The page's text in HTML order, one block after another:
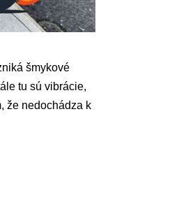
šmykové
tu sú vibrácie,
že nedochádza k